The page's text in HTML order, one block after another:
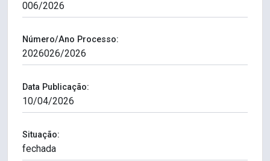
Número/Ano Processo:
Data Publicação:
Situação: